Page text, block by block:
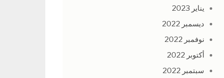
يناير 2023
ديسمبر 2022
نوفمبر 2022
أكتوبر 2022
سبتمبر 2022